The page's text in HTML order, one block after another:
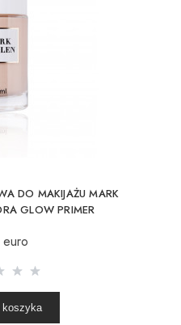
DO MAKIJAŻU MARK
GLOW PRIMER
koszyka